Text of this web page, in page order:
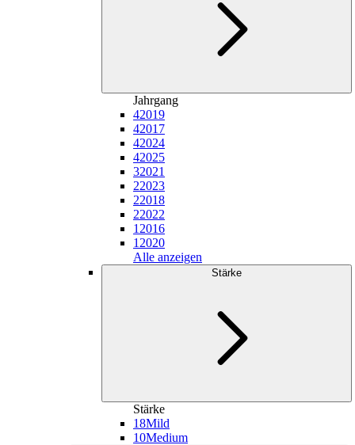
Jahrgang
42019
42017
42024
42025
32021
22023
22018
22022
1 2016
1 2020
Alle anzeigen
Stärke
Stärke
18Mild
10Medium